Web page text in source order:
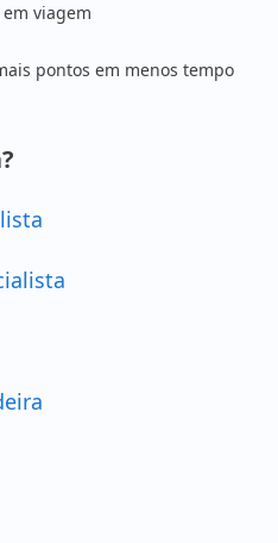
em viagem
pontos em menos tempo